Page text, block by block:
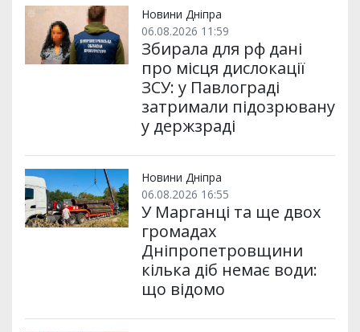
и k m p
Новини Дніпра
06.08.2026 11:59
Збирала для рф дані
про місця дислокації
ЗСУ: у Павлограді
затримали підозрювану
у держзраді
Новини Дніпра
06.08.2026 16:55
У Марганці та ще двох
громадах
Дніпропетровщини
кілька діб немає води:
що відомо